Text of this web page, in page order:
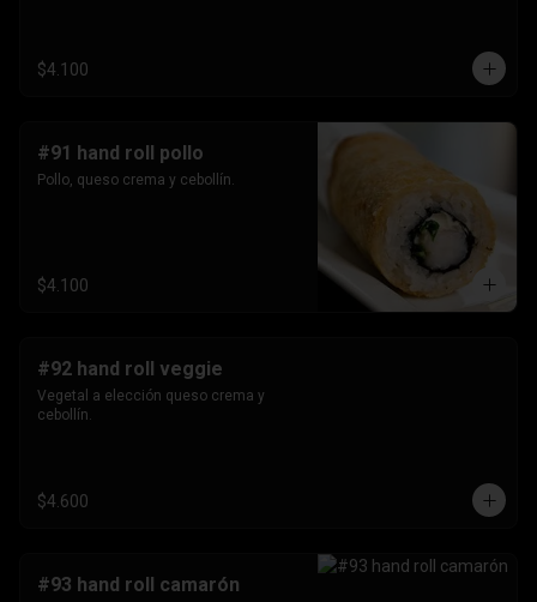
$4.100
#91 hand roll pollo
Pollo, queso crema y cebollín.
$4.100
#92 hand roll veggie
Vegetal a elección queso crema y
cebollín.
$4.600
#93 hand roll camarón